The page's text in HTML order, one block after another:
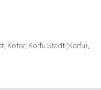
Kotor, Korfu Stadt (Korfu),